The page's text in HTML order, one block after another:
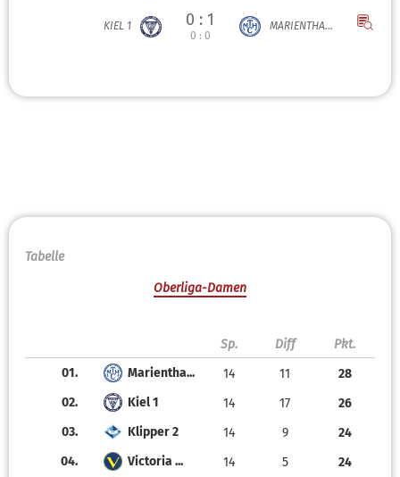
KIEL 1 0 : 1
0 : 0
MARIENTHA...
Tabelle
Oberliga-Damen
Sp. Diff
Pkt.
01.
Marientha... 14 11
28
02.
Kiel 1 14 17
26
03.
Klipper 2 14 9
24
04.
Victoria ... 14 5
24